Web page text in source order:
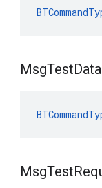
MsgTestData
MsgTest